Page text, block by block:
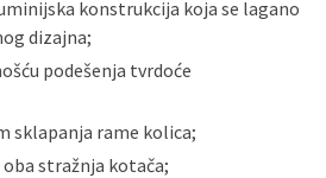
konstrukcija koja se lagano
dizajna;
podešenja tvrdoće
sklapanja rame kolica;
stražnja kotača;